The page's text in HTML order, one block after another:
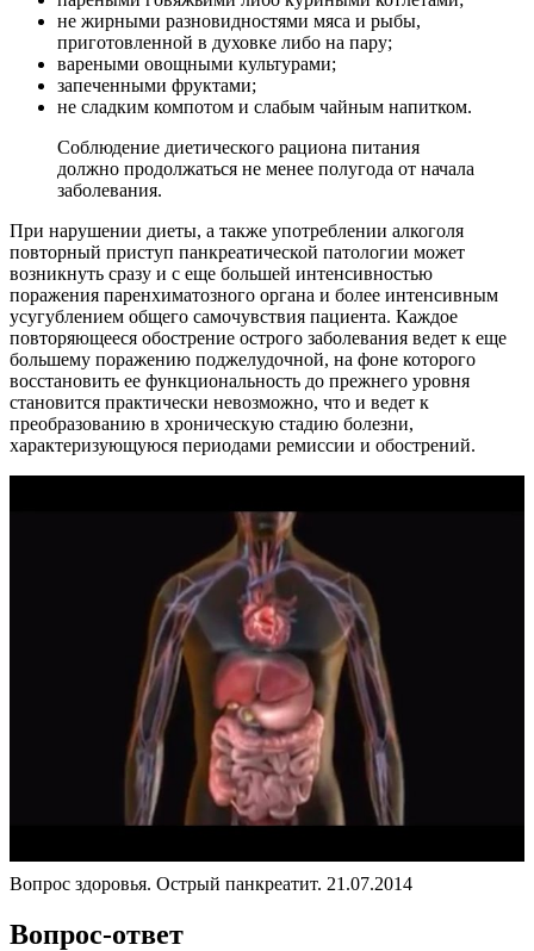
не жирными разновидностями мяса и рыбы,
приготовленной в духовке либо на пару;
вареными овощными культурами;
запеченными фруктами;
не сладким компотом и слабым чайным напитком.
Соблюдение диетического рациона питания
должно продолжаться не менее полугода от начала
заболевания.
При нарушении диеты, а также употреблении алкоголя
повторный приступ панкреатической патологии может
возникнуть сразу и с еще большей интенсивностью
поражения паренхиматозного органа и более интенсивным
усугублением общего самочувствия пациента. Каждое
повторяющееся обострение острого заболевания ведет к еще
большему поражению поджелудочной, на фоне которого
восстановить ее функциональность до прежнего уровня
становится практически невозможно, что и ведет к
преобразованию в хроническую стадию болезни,
характеризующуюся периодами ремиссии и обострений.
Вопрос здоровья. Острый панкреатит. 21.07.2014
Вопрос-ответ